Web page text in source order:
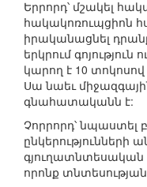
Երրորդ՝ մշակել
հակակոռուպցիոն
իրականացնել
երկրում գոյություն
կարող է 10
Սա նաեւ
գնահատականն է:
Չորրորդ՝
գյուղատնտեսական
որոնք